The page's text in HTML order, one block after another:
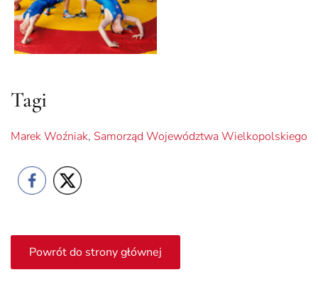
Tagi
Marek Woźniak, Samorząd Województwa Wielkopolskiego
Powrót do strony głównej